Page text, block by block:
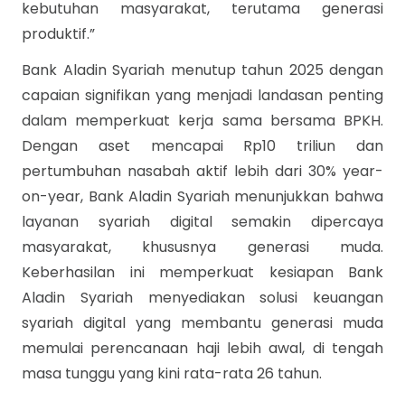
kebutuhan masyarakat, terutama generasi
produktif.”
Bank Aladin Syariah menutup tahun 2025 dengan
capaian signifikan yang menjadi landasan penting
dalam memperkuat kerja sama bersama BPKH.
Dengan aset mencapai Rp10 triliun dan
pertumbuhan nasabah aktif lebih dari 30% year-
on-year, Bank Aladin Syariah menunjukkan bahwa
layanan syariah digital semakin dipercaya
masyarakat, khususnya generasi muda.
Keberhasilan ini memperkuat kesiapan Bank
Aladin Syariah menyediakan solusi keuangan
syariah digital yang membantu generasi muda
memulai perencanaan haji lebih awal, di tengah
masa tunggu yang kini rata-rata 26 tahun.